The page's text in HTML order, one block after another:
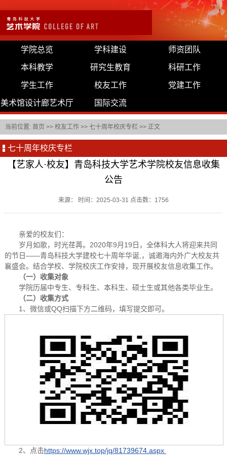
学院总览 学科建设 师资团队
本科教学 研究生教育 科研工作
学生工作 校友工作 党建工作
美术馆设计廊艺术厅 国际交流
当前位置: 首页 >> 校友工作 >> 七十周年校庆专栏 >> 正文
七十周年校庆专栏
【艺家人·校友】青岛科技大学艺术学院校友信息收集
公告
来源： 时间：2025-03-31 点击数： 1756
亲爱的校友们：
岁月如歌，时光荏苒。2020年9月19日，全体科大人将迎来共同
的节日——青岛科技大学建校七十周年华诞,，诚邀海内外广大校友共
襄盛会。结合学校、学院校庆工作安排，现开展校友信息收集工作。
（一） 收集对象
学院历届中专生、专科生、本科生、硕士生或其他各类毕业生。
（二） 收集方式
1、微信或QQ扫描下方二维码，填写提交即可。
2、点击https://www.wjx.top/jq/81739674.aspx